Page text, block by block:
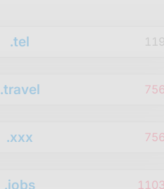
.tel
.travel
.xxx
.jobs